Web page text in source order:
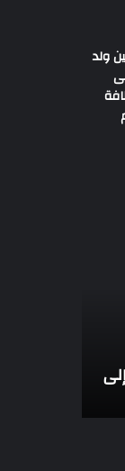
ولد